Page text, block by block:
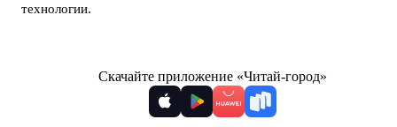
технологии.
Скачайте приложение «Читай-город»